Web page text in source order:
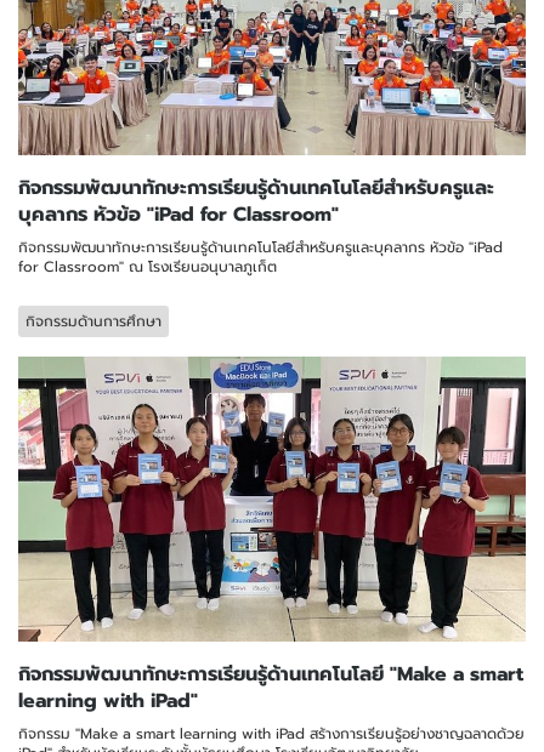
กิจกรรมพัฒนาทักษะการเรียนรู้ด้านเทคโนโลยีสำหรับครูและ
บุคลากร หัวข้อ "iPad for Classroom"
กิจกรรมพัฒนาทักษะการเรียนรู้ด้านเทคโนโลยีสำหรับครูและบุคลากร หัวข้อ "iPad
for Classroom" ณ โรงเรียนอนุบาลภูเก็ต
กิจกรรมด้านการศึกษา
กิจกรรมพัฒนาทักษะการเรียนรู้ด้านเทคโนโลยี "Make a smart
learning with iPad"
กิจกรรม "Make a smart learning with iPad สร้างการเรียนรู้อย่างชาญฉลาดด้วย